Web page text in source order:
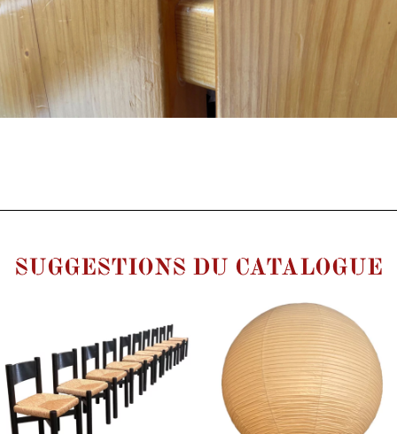
SUGGESTIONS DU CATALOGUE